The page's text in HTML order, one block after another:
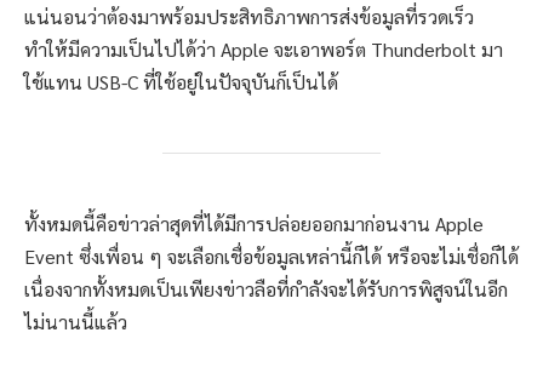
แน่นอนว่าต้องมาพร้อมประสิทธิภาพการส่งข้อมูลที่รวดเร็ว
ทำให้มีความเป็นไปได้ว่า Apple จะเอาพอร์ต Thunderbolt มา
ใช้แทน USB-C ที่ใช้อยู่ในปัจจุบันก็เป็นได้
ทั้งหมดนี้คือข่าวล่าสุดที่ได้มีการปล่อยออกมาก่อนงาน Apple
Event ซึ่งเพื่อน ๆ จะเลือกเชื่อข้อมูลเหล่านี้ก็ได้ หรือจะไม่เชื่อก็ได้
เนื่องจากทั้งหมดเป็นเพียงข่าวลือที่กำลังจะได้รับการพิสูจน์ในอีก
ไม่นานนี้แล้ว